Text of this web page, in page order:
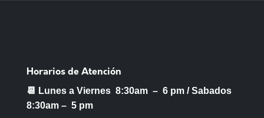
Horarios de Atención
📆 Lunes a Viernes 8:30am – 6 pm /Sabados
8:30am – 5 pm